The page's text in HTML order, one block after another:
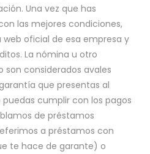
Una vez que has
las mejores condiciones,
oficial de esa empresa y
La nómina u otro
son considerados avales
que presentas al
cumplir con los pagos
de préstamos
a préstamos con
te hace de garante) o